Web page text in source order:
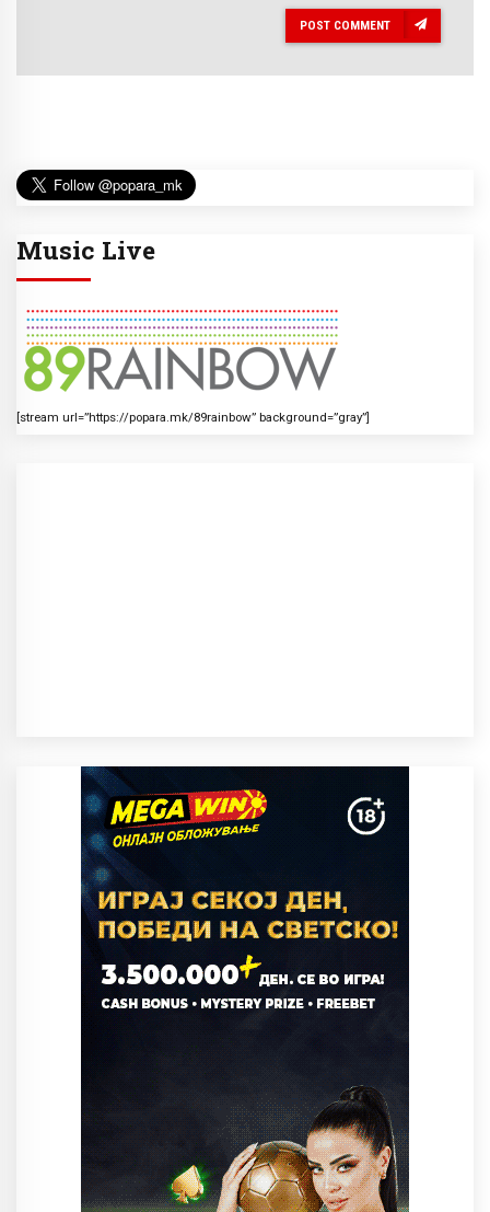
POST COMMENT
Music Live
[stream url=”https://popara.mk/89rainbow” background=”gray”]